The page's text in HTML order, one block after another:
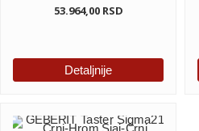
53.964,00 RSD
Detaljnije